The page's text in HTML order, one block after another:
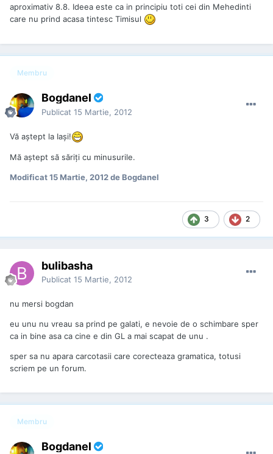
aproximativ 8.8. Ideea este ca in principiu toti cei din Mehedinti
care nu prind acasa tintesc Timisul
Membru
Bogdanel
Publicat 15 Martie, 2012
Vă aştept la Iaşi!
Mă aştept să săriţi cu minusurile.
Modificat15 Martie, 2012de Bogdanel
3 2
bulibasha
Publicat 15 Martie, 2012
nu mersi bogdan
eu unu nu vreau sa prind pe galati, e nevoie de o schimbare sper
ca in bine asa ca cine e din GL a mai scapat de unu .
sper sa nu apara carcotasii care corecteaza gramatica, totusi
scriem pe un forum.
Membru
Bogdanel